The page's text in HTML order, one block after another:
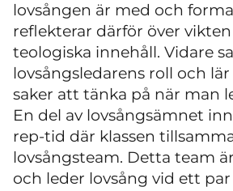
lovsången är med och
reflekterar därför över
teologiska innehåll. Vidare
lovsångsledarens roll och
saker att tänka på när man
En del av lovsångsämnet
rep-tid där klassen
lovsångsteam. Detta team
och leder lovsång vid ett